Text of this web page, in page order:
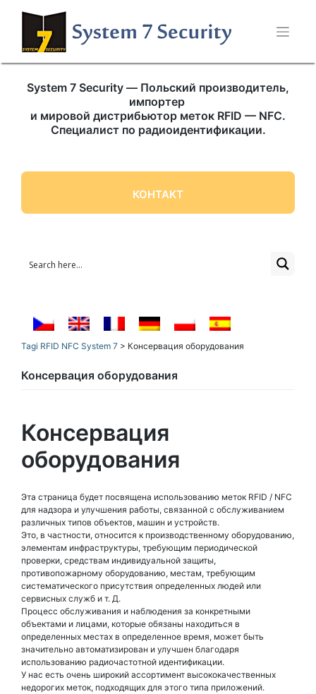
System 7 Security — Польский производитель,
импортер
и мировой дистрибьютор меток RFID — NFC.
Специалист по радиоидентификации.
КОНТАКТ
Tagi RFID NFC System 7 > Консервация оборудования
Консервация оборудования
Консервация
оборудования
Эта страница будет посвящена использованию меток RFID / NFC
для надзора и улучшения работы, связанной с обслуживанием
различных типов объектов, машин и устройств.
Это, в частности, относится к производственному оборудованию,
элементам инфраструктуры, требующим периодической
проверки, средствам индивидуальной защиты,
противопожарному оборудованию, местам, требующим
систематического присутствия определенных людей или
сервисных служб и т. Д.
Процесс обслуживания и наблюдения за конкретными
объектами и лицами, которые обязаны находиться в
определенных местах в определенное время, может быть
значительно автоматизирован и улучшен благодаря
использованию радиочастотной идентификации.
У нас есть очень широкий ассортимент высококачественных
недорогих меток, подходящих для этого типа приложений.